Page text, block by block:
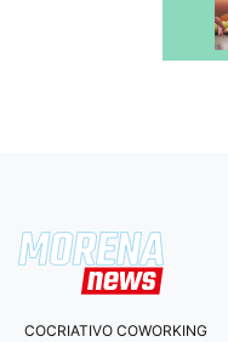
COCRIATIVO COWORKING